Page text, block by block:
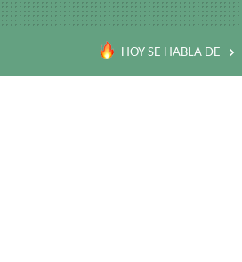
HOY SE HABLA DE